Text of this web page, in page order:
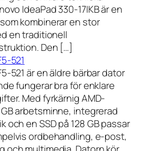
IdeaPad 330-17IKB är en
kombinerar en stor
en traditionell
Den […]
521
521 är en äldre bärbar dator
fungerar bra för enklare
Med fyrkärnig AMD-
arbetsminne, integrerad
och en SSD på 128 GB passar
ordbehandling, e-post,